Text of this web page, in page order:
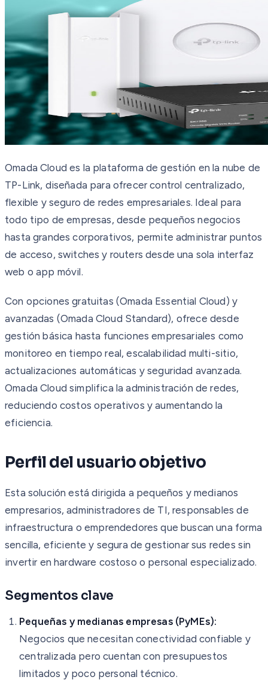
Omada Cloud es la plataforma de gestión en la nube de
TP-Link, diseñada para ofrecer control centralizado,
flexible y seguro de redes empresariales. Ideal para
todo tipo de empresas, desde pequeños negocios
hasta grandes corporativos, permite administrar puntos
de acceso, switches y routers desde una sola interfaz
web o app móvil.
Con opciones gratuitas (Omada Essential Cloud) y
avanzadas (Omada Cloud Standard), ofrece desde
gestión básica hasta funciones empresariales como
monitoreo en tiempo real, escalabilidad multi-sitio,
actualizaciones automáticas y seguridad avanzada.
Omada Cloud simplifica la administración de redes,
reduciendo costos operativos y aumentando la
eficiencia.
Perfil del usuario objetivo
Esta solución está dirigida a pequeños y medianos
empresarios, administradores de TI, responsables de
infraestructura o emprendedores que buscan una forma
sencilla, eficiente y segura de gestionar sus redes sin
invertir en hardware costoso o personal especializado.
Segmentos clave
Pequeñas y medianas empresas (PyMEs):
Negocios que necesitan conectividad confiable y
centralizada pero cuentan con presupuestos
limitados y poco personal técnico.